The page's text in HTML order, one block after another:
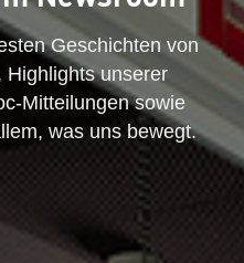
Geschichten von
Highlights unserer
Mitteilungen sowie
was uns bewegt.